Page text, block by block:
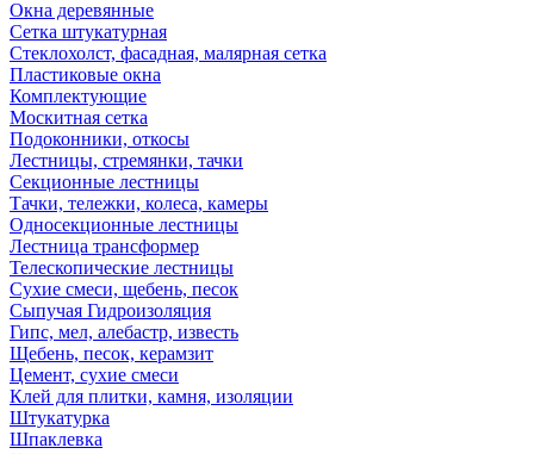
Окна деревянные
Сетка штукатурная
Стеклохолст, фасадная, малярная сетка
Пластиковые окна
Комплектующие
Москитная сетка
Подоконники, откосы
Лестницы, стремянки, тачки
Секционные лестницы
Тачки, тележки, колеса, камеры
Односекционные лестницы
Лестница трансформер
Телескопические лестницы
Сухие смеси, щебень, песок
Сыпучая Гидроизоляция
Гипс, мел, алебастр, известь
Щебень, песок, керамзит
Цемент, сухие смеси
Клей для плитки, камня, изоляции
Штукатурка
Шпаклевка